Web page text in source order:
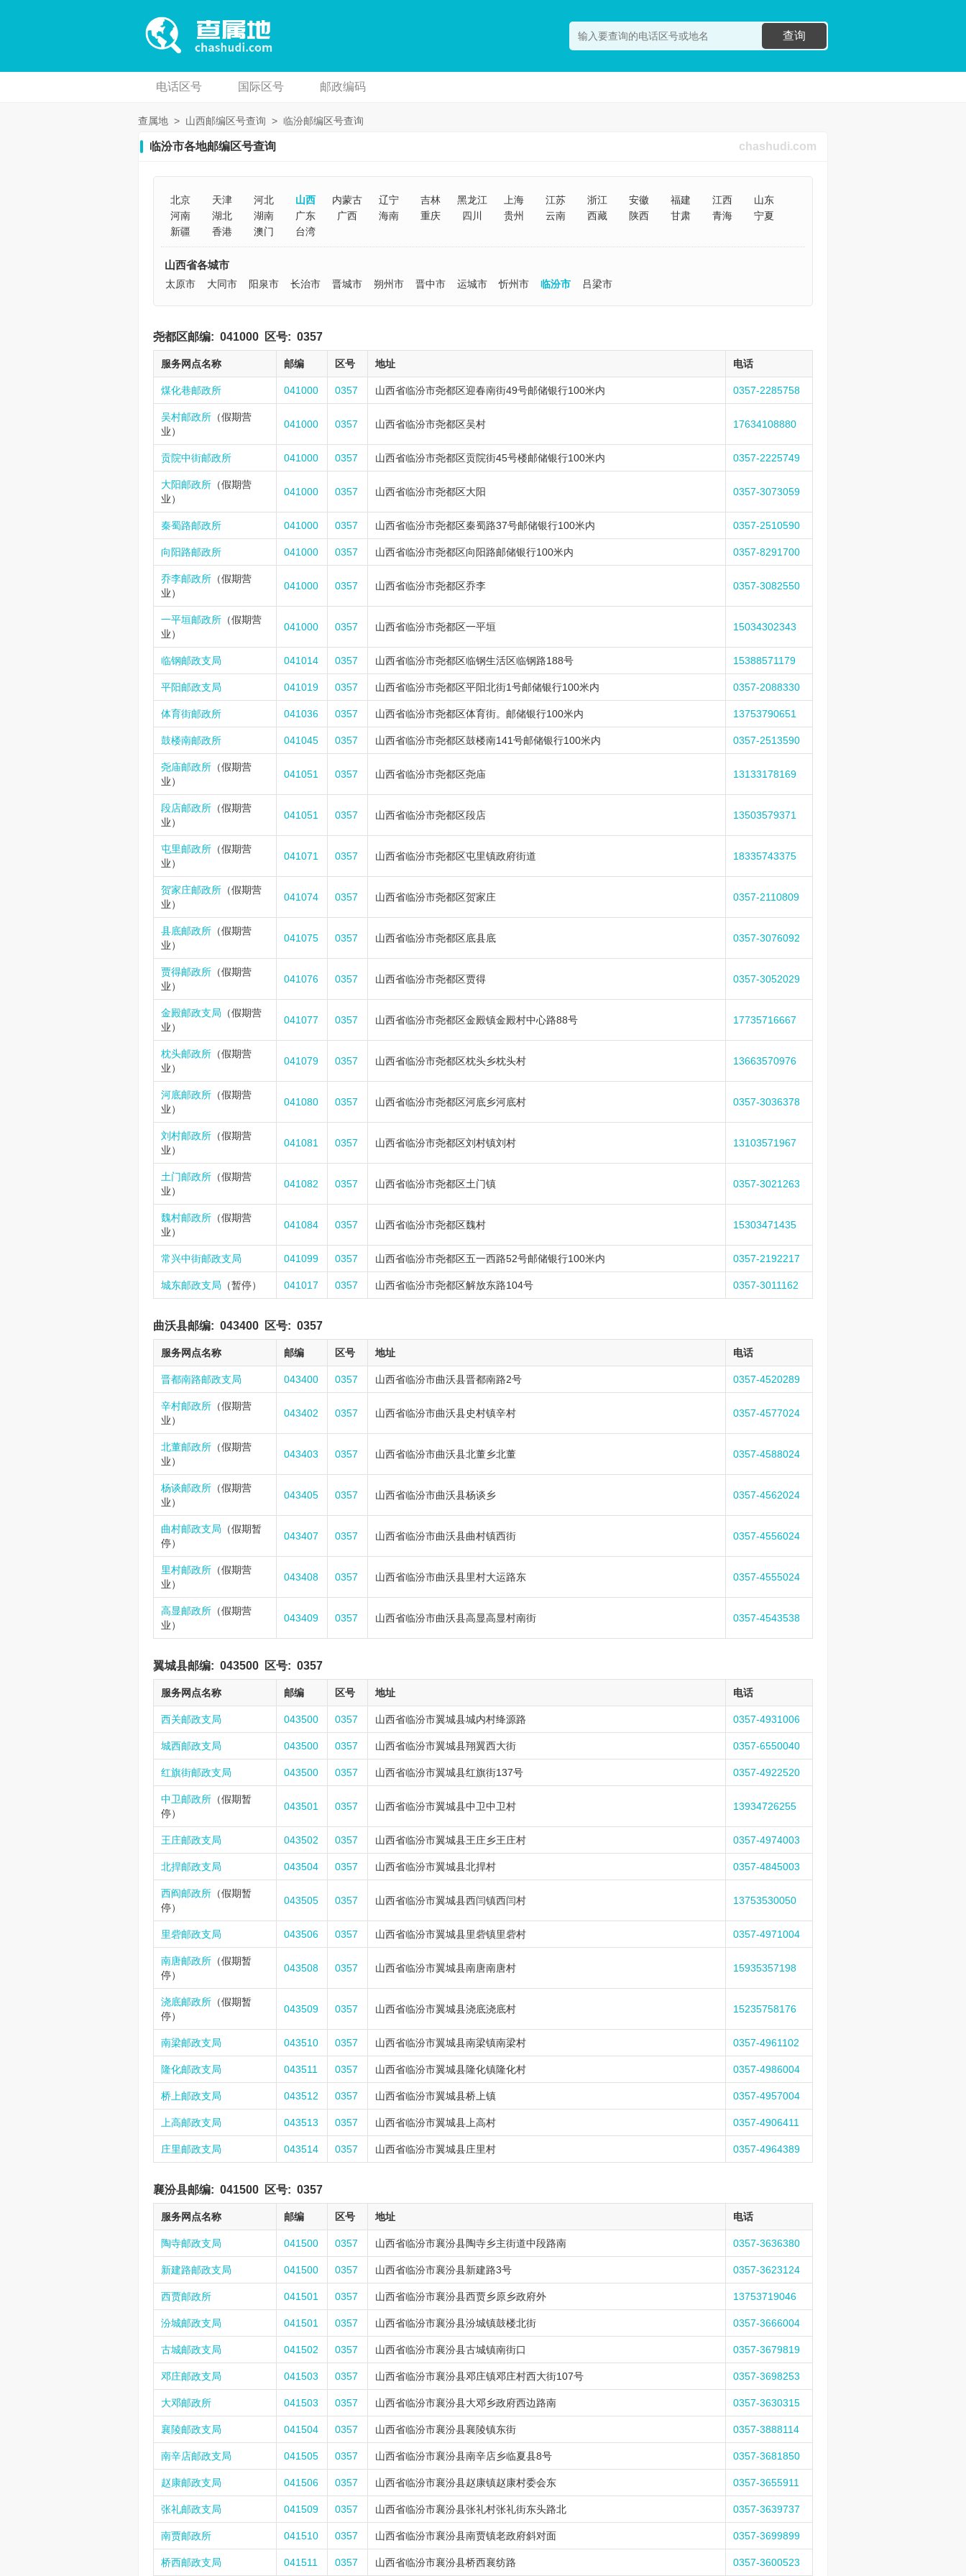
查询
电话区号 国际区号 邮政编码
查属地 > 山西邮编区号查询 > 临汾邮编区号查询
临汾市各地邮编区号查询 chashudi.com
北京 天津 河北 山西 内蒙古 辽宁 吉林 黑龙江 上海 江苏 浙江 安徽 福建 江西
山东
河南
湖北 湖南 广东 广西 海南 重庆 四川 贵州 云南 西藏 陕西 甘肃 青海
宁夏
新疆
香港 澳门 台湾
山西省各城市
太原市 大同市 阳泉市 长治市 晋城市 朔州市 晋中市 运城市 忻州市 临汾市 吕梁市
尧都区邮编: 041000 区号: 0357
服务网点名称 邮编 区号 地址 电话
煤化巷邮政所 041000 0357 山西省临汾市尧都区迎春南街49号邮储银行100米内 0357-2285758
吴村邮政所 （假期营
业）
041000 0357 山西省临汾市尧都区吴村 17634108880
贡院中街邮政所 041000 0357 山西省临汾市尧都区贡院街45号楼邮储银行100米内 0357-2225749
大阳邮政所 （假期营
业）
041000 0357 山西省临汾市尧都区大阳 0357-3073059
秦蜀路邮政所 041000 0357 山西省临汾市尧都区秦蜀路37号邮储银行100米内 0357-2510590
向阳路邮政所 041000 0357 山西省临汾市尧都区向阳路邮储银行100米内 0357-8291700
乔李邮政所 （假期营
业）
041000 0357 山西省临汾市尧都区乔李 0357-3082550
一平垣邮政所 （假期营
业）
041000 0357 山西省临汾市尧都区一平垣 15034302343
临钢邮政支局 041014 0357 山西省临汾市尧都区临钢生活区临钢路188号 15388571179
平阳邮政支局 041019 0357 山西省临汾市尧都区平阳北街1号邮储银行100米内 0357-2088330
体育街邮政所 041036 0357 山西省临汾市尧都区体育街。邮储银行100米内 13753790651
鼓楼南邮政所 041045 0357 山西省临汾市尧都区鼓楼南141号邮储银行100米内 0357-2513590
尧庙邮政所 （假期营
业）
041051 0357 山西省临汾市尧都区尧庙 13133178169
段店邮政所 （假期营
业）
041051 0357 山西省临汾市尧都区段店 13503579371
屯里邮政所 （假期营
业）
041071 0357 山西省临汾市尧都区屯里镇政府街道 18335743375
贺家庄邮政所 （假期营
业）
041074 0357 山西省临汾市尧都区贺家庄 0357-2110809
县底邮政所 （假期营
业）
041075 0357 山西省临汾市尧都区底县底 0357-3076092
贾得邮政所 （假期营
业）
041076 0357 山西省临汾市尧都区贾得 0357-3052029
金殿邮政支局 （假期营
业）
041077 0357 山西省临汾市尧都区金殿镇金殿村中心路88号 17735716667
枕头邮政所 （假期营
业）
041079 0357 山西省临汾市尧都区枕头乡枕头村 13663570976
河底邮政所 （假期营
业）
041080 0357 山西省临汾市尧都区河底乡河底村 0357-3036378
刘村邮政所 （假期营
业）
041081 0357 山西省临汾市尧都区刘村镇刘村 13103571967
土门邮政所 （假期营
业）
041082 0357 山西省临汾市尧都区土门镇 0357-3021263
魏村邮政所 （假期营
业）
041084 0357 山西省临汾市尧都区魏村 15303471435
常兴中街邮政支局 041099 0357 山西省临汾市尧都区五一西路52号邮储银行100米内 0357-2192217
城东邮政支局 （暂停） 041017 0357 山西省临汾市尧都区解放东路104号 0357-3011162
曲沃县邮编: 043400 区号: 0357
服务网点名称 邮编 区号 地址 电话
晋都南路邮政支局 043400 0357 山西省临汾市曲沃县晋都南路2号 0357-4520289
辛村邮政所 （假期营
业）
043402 0357 山西省临汾市曲沃县史村镇辛村 0357-4577024
北董邮政所 （假期营
业）
043403 0357 山西省临汾市曲沃县北董乡北董 0357-4588024
杨谈邮政所 （假期营
业）
043405 0357 山西省临汾市曲沃县杨谈乡 0357-4562024
曲村邮政支局 （假期暂
停）
043407 0357 山西省临汾市曲沃县曲村镇西街 0357-4556024
里村邮政所 （假期营
业）
043408 0357 山西省临汾市曲沃县里村大运路东 0357-4555024
高显邮政所 （假期营
业）
043409 0357 山西省临汾市曲沃县高显高显村南街 0357-4543538
翼城县邮编: 043500 区号: 0357
服务网点名称 邮编 区号 地址 电话
西关邮政支局 043500 0357 山西省临汾市翼城县城内村绛源路 0357-4931006
城西邮政支局 043500 0357 山西省临汾市翼城县翔翼西大街 0357-6550040
红旗街邮政支局 043500 0357 山西省临汾市翼城县红旗街137号 0357-4922520
中卫邮政所 （假期暂
停）
043501 0357 山西省临汾市翼城县中卫中卫村 13934726255
王庄邮政支局 043502 0357 山西省临汾市翼城县王庄乡王庄村 0357-4974003
北捍邮政支局 043504 0357 山西省临汾市翼城县北捍村 0357-4845003
西阎邮政所 （假期暂
停）
043505 0357 山西省临汾市翼城县西闫镇西闫村 13753530050
里砦邮政支局 043506 0357 山西省临汾市翼城县里砦镇里砦村 0357-4971004
南唐邮政所 （假期暂
停）
043508 0357 山西省临汾市翼城县南唐南唐村 15935357198
浇底邮政所 （假期暂
停）
043509 0357 山西省临汾市翼城县浇底浇底村 15235758176
南梁邮政支局 043510 0357 山西省临汾市翼城县南梁镇南梁村 0357-4961102
隆化邮政支局 043511 0357 山西省临汾市翼城县隆化镇隆化村 0357-4986004
桥上邮政支局 043512 0357 山西省临汾市翼城县桥上镇 0357-4957004
上高邮政支局 043513 0357 山西省临汾市翼城县上高村 0357-4906411
庄里邮政支局 043514 0357 山西省临汾市翼城县庄里村 0357-4964389
襄汾县邮编: 041500 区号: 0357
服务网点名称 邮编 区号 地址 电话
陶寺邮政支局 041500 0357 山西省临汾市襄汾县陶寺乡主街道中段路南 0357-3636380
新建路邮政支局 041500 0357 山西省临汾市襄汾县新建路3号 0357-3623124
西贾邮政所 041501 0357 山西省临汾市襄汾县西贾乡原乡政府外 13753719046
汾城邮政支局 041501 0357 山西省临汾市襄汾县汾城镇鼓楼北街 0357-3666004
古城邮政支局 041502 0357 山西省临汾市襄汾县古城镇南街口 0357-3679819
邓庄邮政支局 041503 0357 山西省临汾市襄汾县邓庄镇邓庄村西大街107号 0357-3698253
大邓邮政所 041503 0357 山西省临汾市襄汾县大邓乡政府西边路南 0357-3630315
襄陵邮政支局 041504 0357 山西省临汾市襄汾县襄陵镇东街 0357-3888114
南辛店邮政支局 041505 0357 山西省临汾市襄汾县南辛店乡临夏县8号 0357-3681850
赵康邮政支局 041506 0357 山西省临汾市襄汾县赵康镇赵康村委会东 0357-3655911
张礼邮政支局 041509 0357 山西省临汾市襄汾县张礼村张礼街东头路北 0357-3639737
南贾邮政所 041510 0357 山西省临汾市襄汾县南贾镇老政府斜对面 0357-3699899
桥西邮政支局 041511 0357 山西省临汾市襄汾县桥西襄纺路 0357-3600523